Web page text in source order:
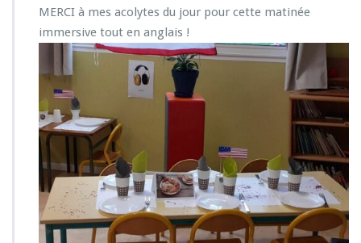
MERCI à mes acolytes du jour pour cette matinée
immersive tout en anglais !